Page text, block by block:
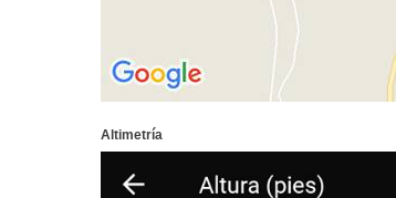
Altimetría